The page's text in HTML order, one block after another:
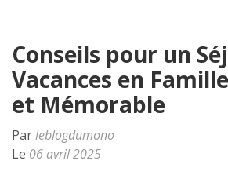
Conseils pour un
Vacances en
et Mémorable
Parleblogdumono
Le 06 avril 2025